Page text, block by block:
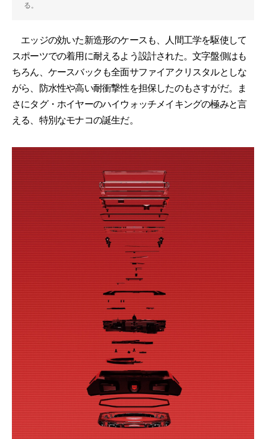
る。
エッジの効いた新造形のケースも、人間工学を駆使して
スポーツでの着用に耐えるよう設計された。文字盤側はも
ちろん、ケースバックも全面サファイアクリスタルとしな
がら、防水性や高い耐衝撃性を担保したのもさすがだ。ま
さにタグ・ホイヤーのハイウォッチメイキングの極みと言
える、特別なモナコの誕生だ。